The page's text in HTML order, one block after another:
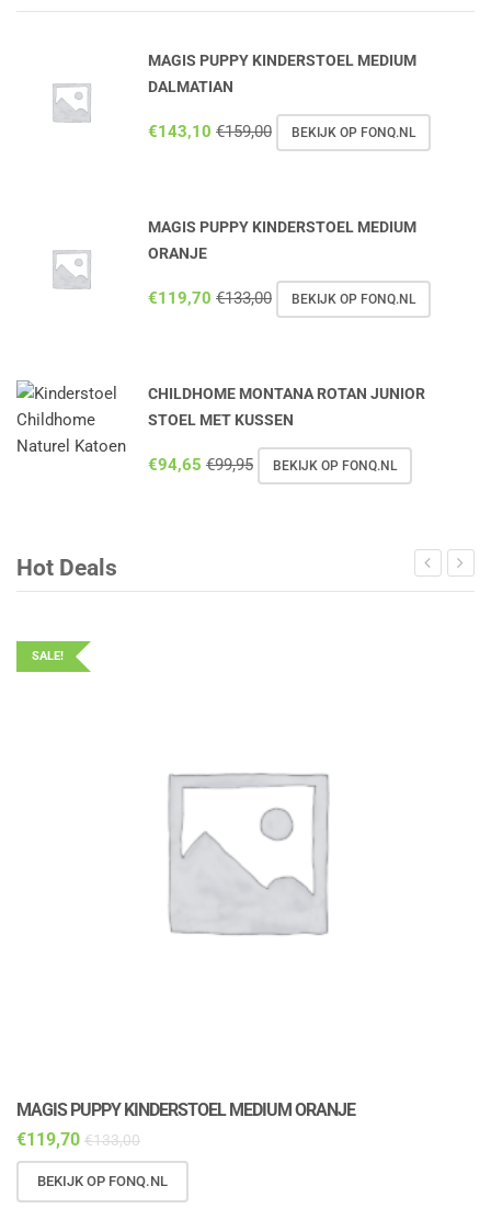
MAGIS PUPPY KINDERSTOEL MEDIUM
DALMATIAN
€143,10 €159,00 BEKIJK OP FONQ.NL
MAGIS PUPPY KINDERSTOEL MEDIUM
ORANJE
€119,70 €133,00 BEKIJK OP FONQ.NL
CHILDHOME MONTANA ROTAN JUNIOR
STOEL MET KUSSEN
€94,65 €99,95 BEKIJK OP FONQ.NL
Hot Deals
SALE!
MAGIS PUPPY KINDERSTOEL MEDIUM ORANJE
€119,70 €133,00
BEKIJK OP FONQ.NL